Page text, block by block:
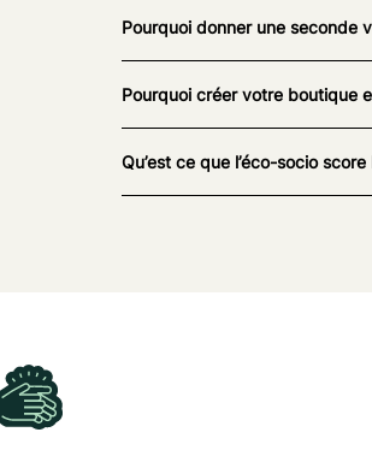
Pourquoi donner une seconde
Pourquoi créer votre boutique
Qu’est ce que l’éco-socio